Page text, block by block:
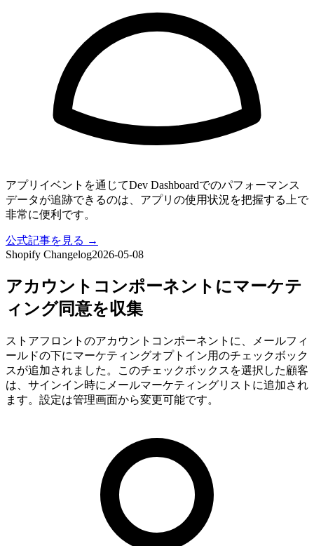
アプリイベントを通じてDev Dashboardでのパフォーマンス
データが追跡できるのは、アプリの使用状況を把握する上で
非常に便利です。
公式記事を見る →
Shopify Changelog2026-05-08
アカウントコンポーネントにマーケテ
ィング同意を収集
ストアフロントのアカウントコンポーネントに、メールフィ
ールドの下にマーケティングオプトイン用のチェックボック
スが追加されました。このチェックボックスを選択した顧客
は、サインイン時にメールマーケティングリストに追加され
ます。設定は管理画面から変更可能です。